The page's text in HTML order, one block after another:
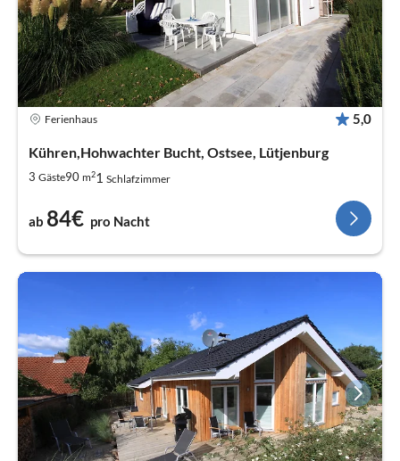
Ferienhaus 5,0
Kühren,Hohwachter Bucht, Ostsee, Lütjenburg
3 Gäste90 m21 Schlafzimmer
ab 84€ pro Nacht